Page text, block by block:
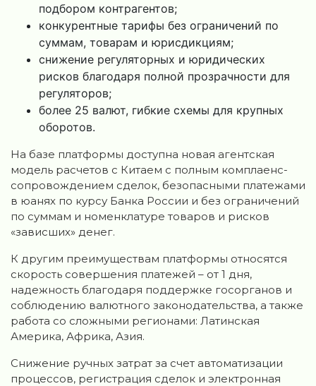
подбором контрагентов;
конкурентные тарифы без ограничений по
суммам, товарам и юрисдикциям;
снижение регуляторных и юридических
рисков благодаря полной прозрачности для
регуляторов;
более 25 валют, гибкие схемы для крупных
оборотов.
На базе платформы доступна новая агентская
модель расчетов с Китаем с полным комплаенс-
сопровождением сделок, безопасными платежами
в юанях по курсу Банка России и без ограничений
по суммам и номенклатуре товаров и рисков
«зависших» денег.
К другим преимуществам платформы относятся
скорость совершения платежей – от 1 дня,
надежность благодаря поддержке госорганов и
соблюдению валютного законодательства, а также
работа со сложными регионами: Латинская
Америка, Африка, Азия.
Снижение ручных затрат за счет автоматизации
процессов, регистрация сделок и электронная